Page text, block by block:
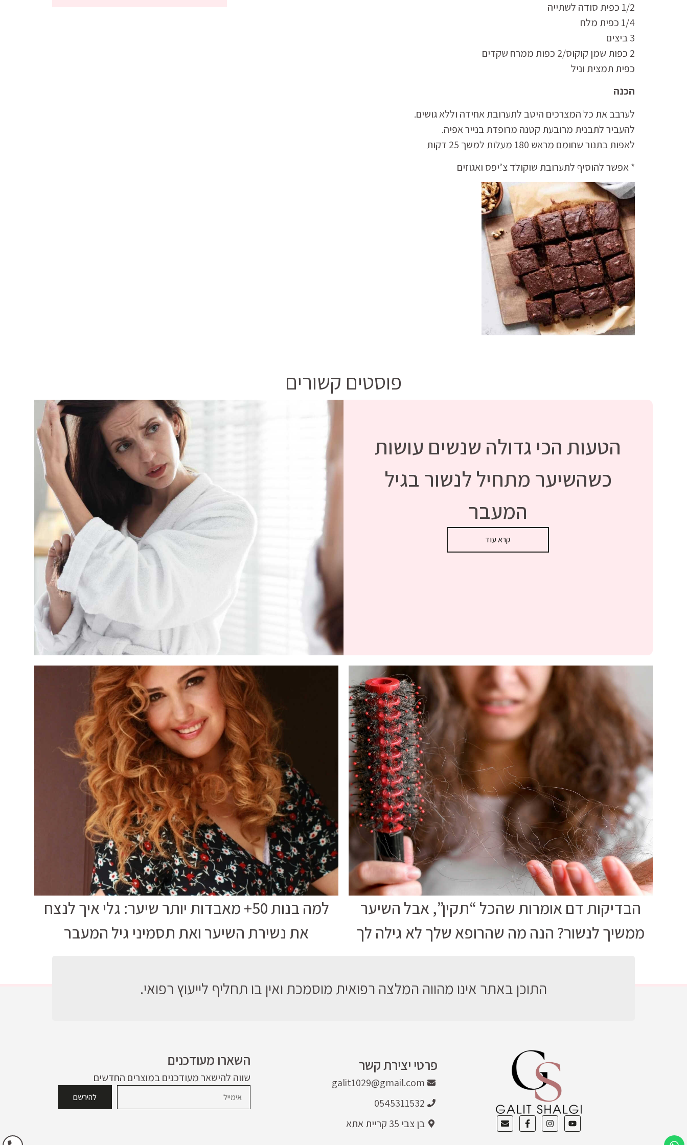
1/2 כפית סודה לשתייה
1/4 כפית מלח
3 ביצים
2 כפות שמן קוקוס/2 כפות ממרח שקדים
כפית תמצית וניל
הכנה
לערבב את כל המצרכים היטב לתערובת אחידה וללא גושים.
להעביר לתבנית מרובעת קטנה מרופדת בנייר אפיה.
לאפות בתנור שחומם מראש 180 מעלות למשך 25 דקות
* אפשר להוסיף לתערובת שוקולד צ’יפס ואגוזים
פוסטים קשורים
הטעות הכי גדולה שנשים עושות
כשהשיער מתחיל לנשור בגיל
המעבר
קרא עוד
הבדיקות דם אומרות שהכל “תקין”, אבל השיער
ממשיך לנשור? הנה מה שהרופא שלך לא גילה לך
למה בנות 50+ מאבדות יותר שיער: גלי איך לנצח
את נשירת השיער ואת תסמיני גיל המעבר
פרטי יצירת קשר
galit1029@gmail.com
0545311532
בן צבי 35 קריית אתא
השארו מעודכנים
שווה להישאר מעודכנים במוצרים החדשים
להירשם
התוכן באתר אינו מהווה המלצה רפואית מוסמכת ואין בו תחליף לייעוץ רפואי.